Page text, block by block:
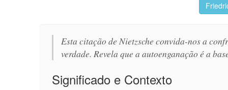
Esta citação de Nietzsche convida-nos a
verdade. Revela que a autoenganação é a
Significado e Contexto